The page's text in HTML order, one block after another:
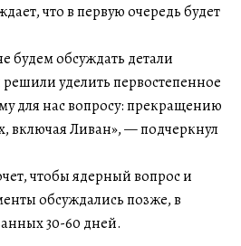
что в первую очередь будет
будем обсуждать детали
уделить первостепенное
для нас вопросу: прекращению
включая Ливан», — подчеркнул
чтобы ядерный вопрос и
обсуждались позже, в
30-60 дней.